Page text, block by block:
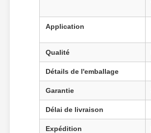
Application
Qualité
Détails de l'emballage
Garantie
Délai de livraison
Expédition